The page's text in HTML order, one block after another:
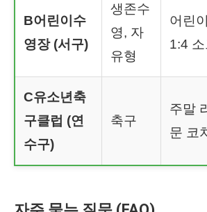
B어린이수
영장 (서구)
생존수
영, 자
유형
어린
1:4
C유소년축
구클럽 (연
수구)
축구
주말
문 코